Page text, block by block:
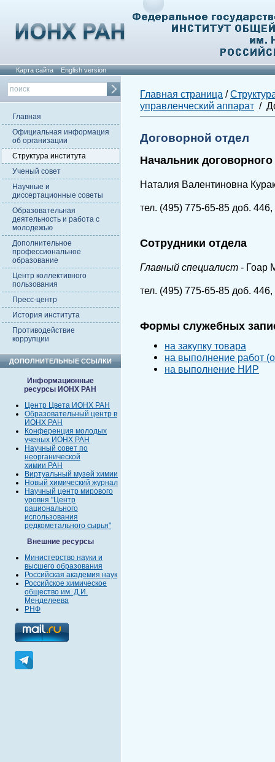
Карта сайта English version
Главная
Официальная информация
об организации
Структура института
Ученый совет
Научные и
диссертационные советы
Образовательная
деятельность и работа с
молодежью
Дополнительное
профессиональное
образование
Центр коллективного
пользования
Пресс-центр
История института
Противодействие
коррупции
ДОПОЛНИТЕЛЬНЫЕ ССЫЛКИ
Информационные
ресурсы ИОНХ РАН
Центр Цвета ИОНХ РАН
Образовательный центр в
ИОНХ РАН
Конференция молодых
ученых ИОНХ РАН
Научный совет по
неорганической
химии РАН
Виртуальный музей химии
Новый химический журнал
Научный центр мирового
уровня "Центр
рационального
использования
редкометального сырья"
Внешние ресурсы
Министерство науки и
высшего образования
Российская академия наук
Российское химическое
общество им. Д.И.
Менделеева
РНФ
Главная страница /
управленческий аппарат /
Договорной отдел
Начальник договорного
Наталия Валентиновна
тел. (495) 775-65-85 доб.
Сотрудники отдела
Главный специалист - Гоар
тел. (495) 775-65-85 доб.
Формы служебных
на закупку товара
на выполнение работ
на выполнение НИР